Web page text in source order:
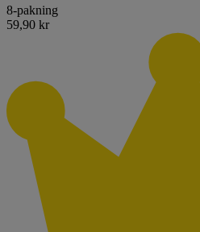
8-pakning
59,90 kr